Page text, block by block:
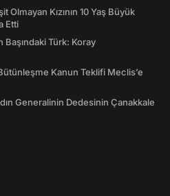
Olmayan Kızının 10 Yaş Büyük
Etti
Başındaki Türk: Koray
Kanun Teklifi Meclis’e
Generalinin Dedesinin Çanakkale